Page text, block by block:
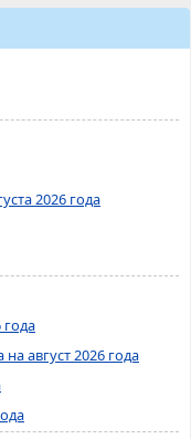
2026 года
август 2026 года